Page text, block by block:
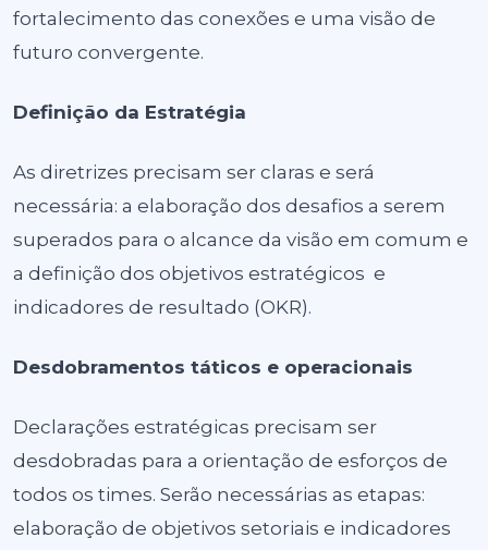
fortalecimento das conexões e uma visão de
futuro convergente.
Definição da Estratégia
As diretrizes precisam ser claras e será
necessária: a elaboração dos desafios a serem
superados para o alcance da visão em comum e
a definição dos objetivos estratégicos e
indicadores de resultado (OKR).
Desdobramentos táticos e operacionais
Declarações estratégicas precisam ser
desdobradas para a orientação de esforços de
todos os times. Serão necessárias as etapas:
elaboração de objetivos setoriais e indicadores